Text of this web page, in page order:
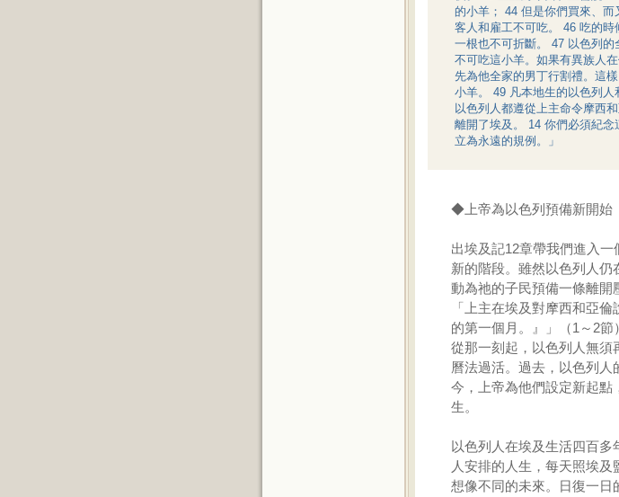
的小羊； 44 但是你們買來、
客人和雇工不可吃。 46 吃的
一根也不可折斷。 47 以色列
不可吃這小羊。如果有異族人
先為他全家的男丁行割禮。這
小羊。 49 凡本地生的以色列
以色列人都遵從上主命令摩西
離開了埃及。 14 你們必須紀念
立為永遠的規例。」
◆上帝為以色列預備新開始
出埃及記12章帶我們進入
新的階段。雖然以色列人
動為祂的子民預備一條離開
「上主在埃及對摩西和亞
的第一個月。』」（1～2節
從那一刻起，以色列人無須
曆法過活。過去，以色列
今，上帝為他們設定新起點
生。
以色列人在埃及生活四百多
人安排的人生，每天照埃
想像不同的未來。日復一日